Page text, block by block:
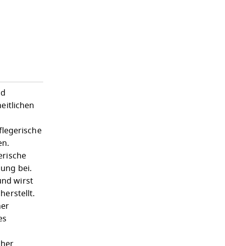
bei.
wirst